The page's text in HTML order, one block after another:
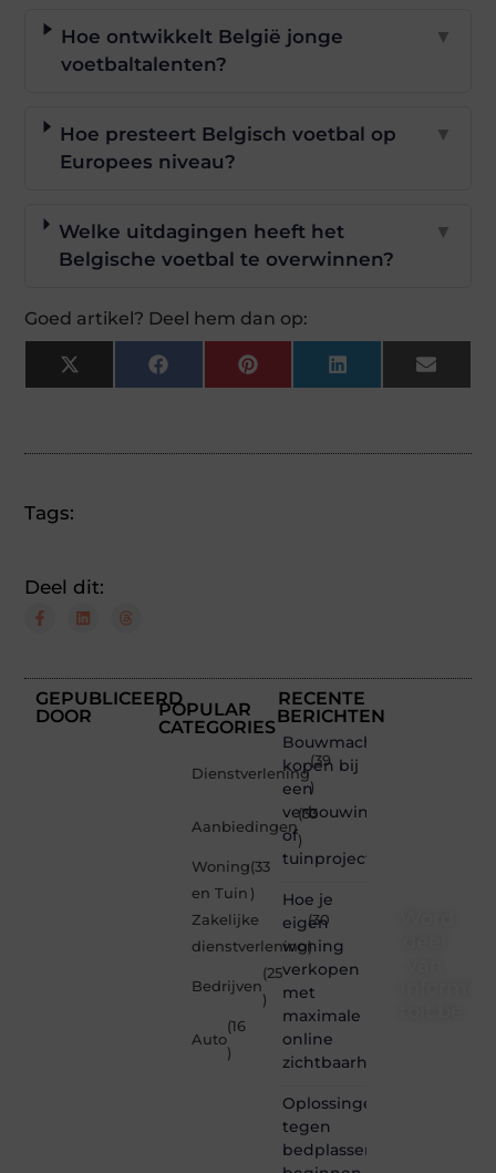
Hoe ontwikkelt België jonge
voetbaltalenten?
▼
Hoe presteert Belgisch voetbal op
Europees niveau?
▼
Welke uitdagingen heeft het
Belgische voetbal te overwinnen?
▼
Goed artikel? Deel hem dan op:
X
(Twitter)
FacebookPinterestLinkedInEmail
Tags:
Deel dit:
GEPUBLICEERD
DOOR
POPULAR
CATEGORIES
Dienstverlening
(39
)
Aanbiedingen
(33
)
Woning
en Tuin
(33
)
Zakelijke
dienstverlening
(30
)
Bedrijven
(25
)
Auto
(16
)
RECENTE
BERICHTEN
Bouwmachines
kopen bij
een
verbouwing
of
tuinproject
Hoe je
eigen
woning
verkopen
met
maximale
online
zichtbaarheid
Oplossingen
tegen
bedplassen